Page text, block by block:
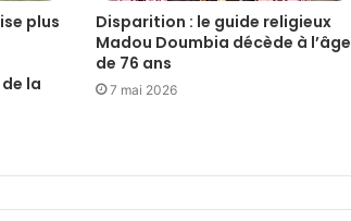
plus
la
Disparition : le guide religieux
Madou Doumbia décède à l’âge
de 76 ans
7 mai 2026